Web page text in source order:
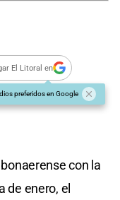
El Litoral en
preferidos en Google
con la
de enero, el